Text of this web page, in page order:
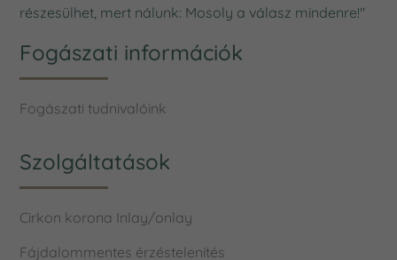
részesülhet, mert nálunk: Mosoly a válasz mindenre!"
Fogászati információk
Fogászati tudnivalóink
Szolgáltatások
Cirkon korona Inlay/onlay
Fájdalommentes érzéstelenítés